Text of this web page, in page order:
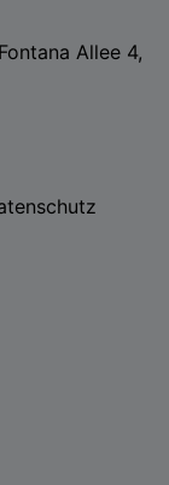
Allee 4,